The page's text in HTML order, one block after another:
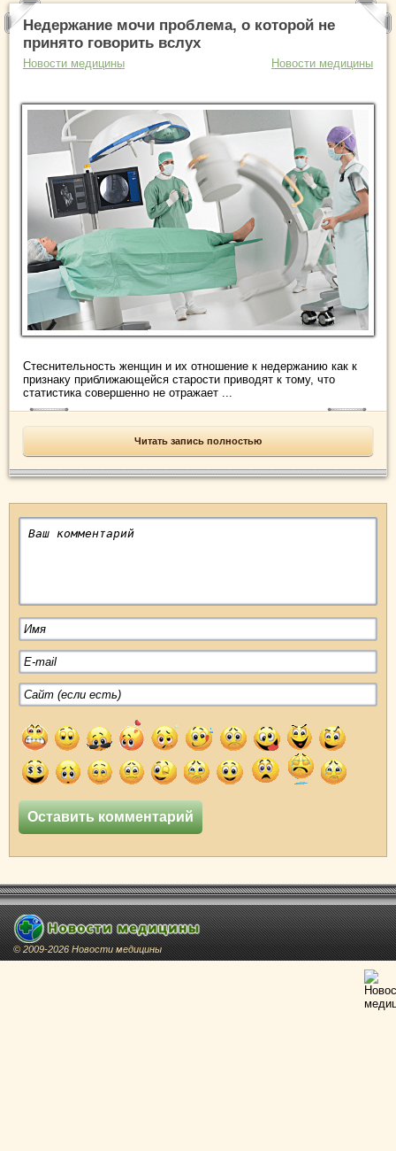
Недержание мочи проблема, о которой не
принято говорить вслух
Новости медицины Новости медицины
Стеснительность женщин и их отношение к недержанию как к
признаку приближающейся старости приводят к тому, что
статистика совершенно не отражает ...
Читать запись полностью
© 2009-2026 Новости медицины